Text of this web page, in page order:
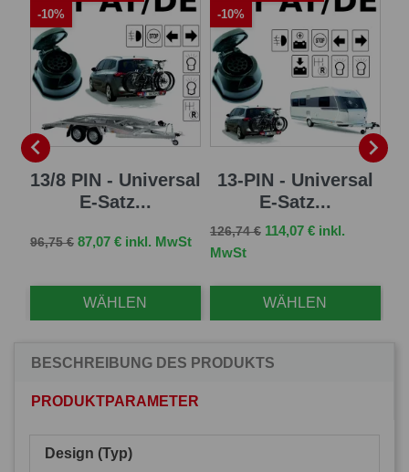

13/8 PIN - Universal
E-Satz...
Verkaufspreis
96,75 € Preis
87,07 € inkl. MwSt
WÄHLEN
-10%
13-PIN - Universal
E-Satz...
Verkaufspreis
126,74 € Preis
114,07 € inkl.
MwSt
WÄHLEN
-10%

BESCHREIBUNG DES PRODUKTS
PRODUKTPARAMETER
Design (Typ)